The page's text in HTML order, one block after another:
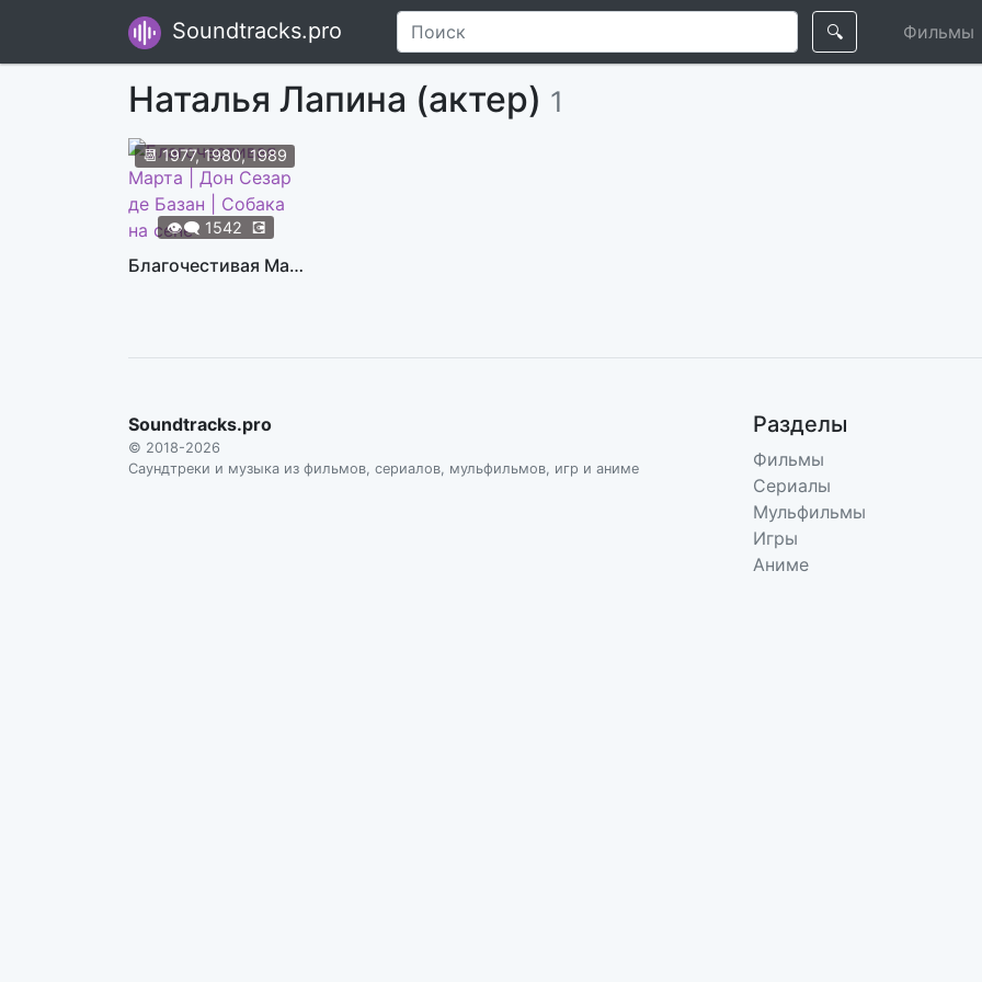
Soundtracks.pro 🔍 Фильмы
Наталья Лапина (актер) 1
📆1977, 1980, 1989
👁️‍🗨️ 1542 💽
Благочестивая Марта | Дон Сезар де Базан | Собака на сене
Soundtracks.pro
© 2018-2026
Саундтреки и музыка из фильмов, сериалов, мульфильмов, игр и аниме
Разделы
Фильмы
Сериалы
Мульфильмы
Игры
Аниме